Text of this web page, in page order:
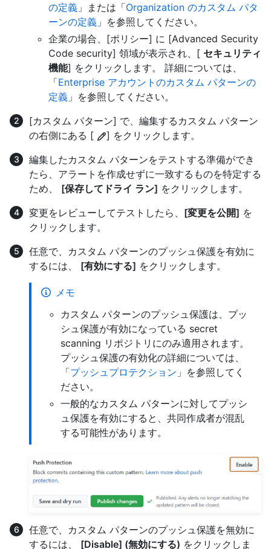
の定義 」または「Organization のカスタム パタ
ーンの定義 」を参照してください。
企業の場合、[ポリシー] に [Advanced Security
Code security] 領域が表示され、[ セキュリティ
機能] をクリックします。 詳細については、
「Enterprise アカウントのカスタム パターンの
定義 」を参照してください。
[カスタム パターン] で、編集するカスタム パターン
の右側にある [
] をクリックします。
編集したカスタム パターンをテストする準備ができ
たら、アラートを作成せずに一致するものを特定する
ため、 [保存してドライ ラン] をクリックします。
変更をレビューしてテストしたら、 [変更を公開] を
クリックします。
任意で、カスタム パターンのプッシュ保護を有効に
するには、 [有効にする] をクリックします。
メモ
カスタム パターンのプッシュ保護は、プッ
シュ保護が有効になっている secret
scanning リポジトリにのみ適用されます。
プッシュ保護の有効化の詳細については、
「プッシュプロテクション 」を参照してく
ださい。
一般的なカスタム パターンに対してプッシ
ュ保護を有効にすると、共同作成者が混乱
する可能性があります。
任意で、カスタム パターンのプッシュ保護を無効に
するには、 [Disable] (無効にする) をクリックしま